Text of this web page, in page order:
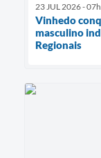
23 JUL 2026 -
Vinhedo
masculino
Regionais